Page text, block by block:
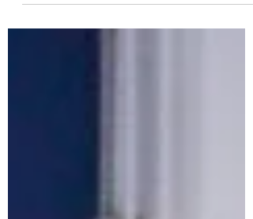
öffnen sich wieder die Türen unseres
Dojo's. In dieser Zeit,...